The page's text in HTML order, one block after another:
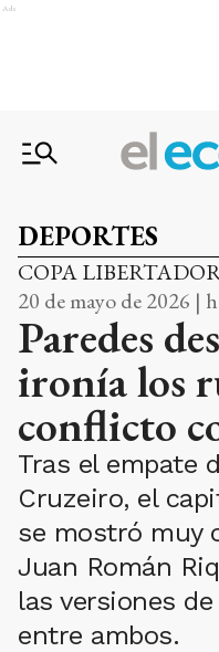
Ads
DEPORTES
COPA
20 de mayo de 2026 |
Paredes
ironía los
conflicto
Tras el empate
Cruzeiro, el
se mostró muy
Juan Román
las versiones
entre ambos.